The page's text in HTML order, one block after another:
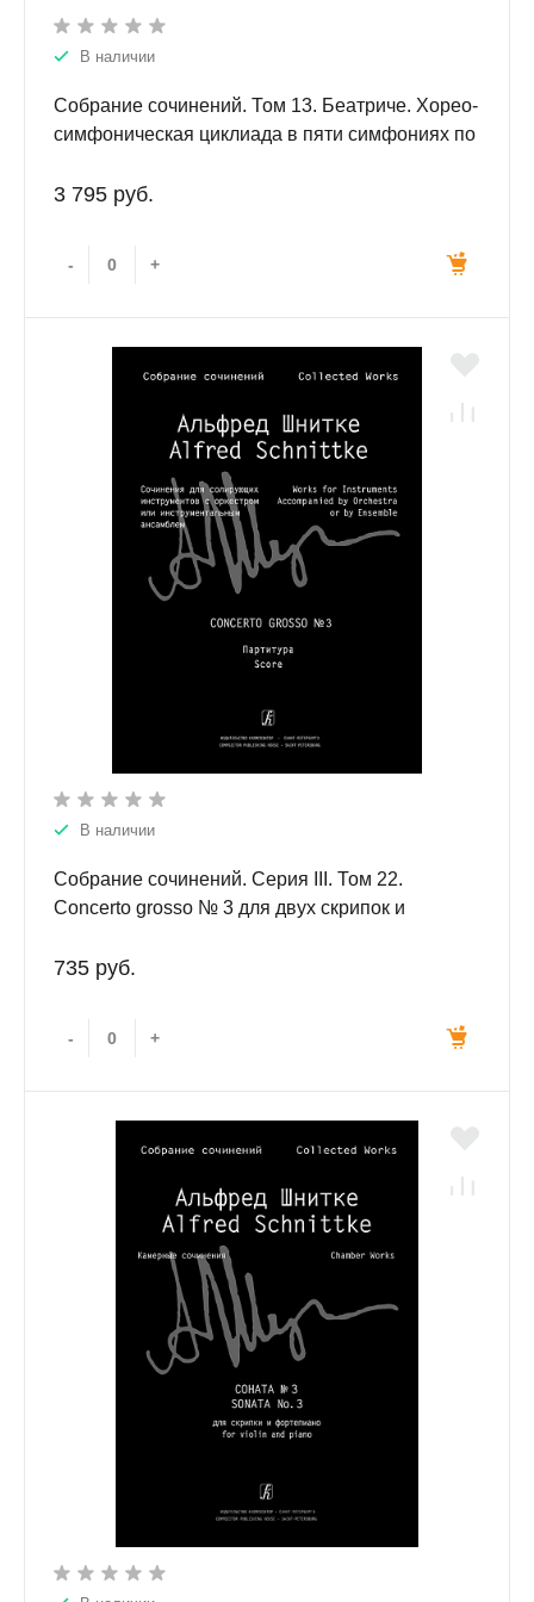
В наличии
Собрание сочинений. Том 13. Беатриче. Хорео-
симфоническая циклиада в пяти симфониях по
большого симфонического оркестра.
3 795 руб.
- +
В наличии
Собрание сочинений. Серия III. Том 22.
Concerto grosso № 3 для двух скрипок и
735 руб.
- +